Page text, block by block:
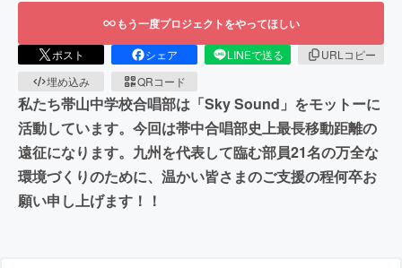
もう一度プロジェクトをやってほしい
ポスト シェア LINEで送る
URLコピー
埋め込み
QRコード
私たち帯山中学校合唱部は「Sky Sound」をモットーに
活動しています。今回は帯中合唱部史上最長移動距離の
遠征になります。九州を代表して臨む部員21名の万全な
環境づくりのために、温かい皆さまのご支援の程何卒お
願い申し上げます！！